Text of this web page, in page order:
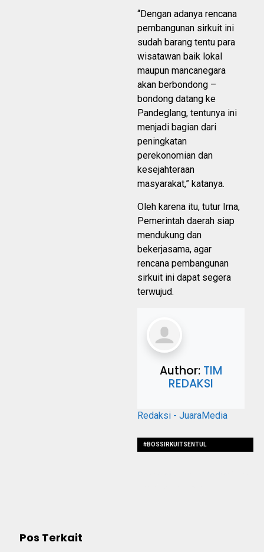
“Dengan adanya rencana
pembangunan sirkuit ini
sudah barang tentu para
wisatawan baik lokal
maupun mancanegara
akan berbondong –
bondong datang ke
Pandeglang, tentunya ini
menjadi bagian dari
peningkatan
perekonomian dan
kesejahteraan
masyarakat,” katanya.
Oleh karena itu, tutur Irna,
Pemerintah daerah siap
mendukung dan
bekerjasama, agar
rencana pembangunan
sirkuit ini dapat segera
terwujud.
Author: TIM
REDAKSI
Redaksi - JuaraMedia
#BOSSIRKUITSENTUL
Pos Terkait